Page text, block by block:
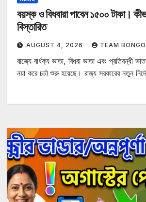
বয়স্ক ও বিধবারা পাবেন ১৫০০ টাকা।
বিস্তারিত
AUGUST 4, 2026 TEAM
রাজ্যে বার্ধক্য ভাতা, বিধবা ভাতা এবং প্রতিবন্ধী
নয়া করে চর্চা শুরু হয়েছে। রাজ্য সরকারের নতুন